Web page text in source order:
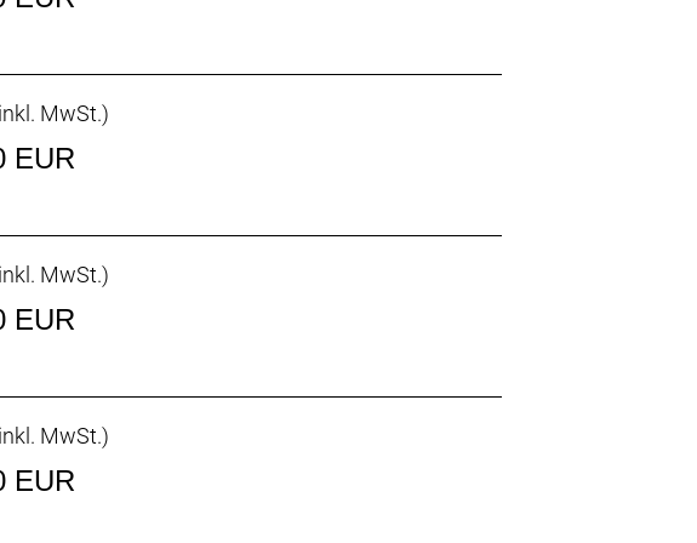
12fach
700 x 28 mm
Flat Mount
MwSt.)
EUR
MwSt.)
EUR
MwSt.)
EUR